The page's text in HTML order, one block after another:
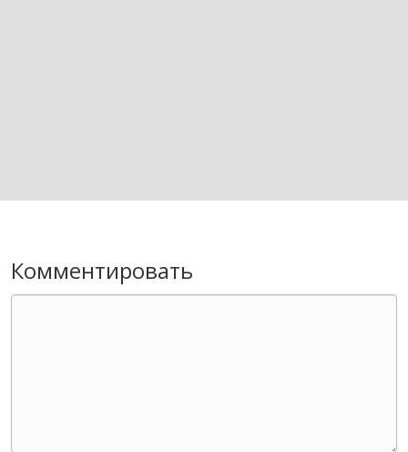
Комментировать